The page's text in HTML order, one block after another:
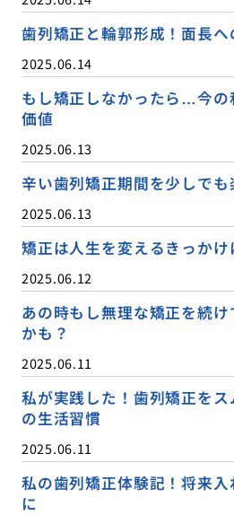
歯列矯正と輪郭形成！面長
2025.06.14
もし矯正しなかったら…今の
価値
2025.06.13
辛い歯列矯正期間を少しでも
2025.06.13
矯正は人生を変えるきっかけ
2025.06.12
あの時もし無理な矯正を続
かも？
2025.06.11
私が実践した！歯列矯正を
の生活習慣
2025.06.11
私の歯列矯正体験記！将来
に